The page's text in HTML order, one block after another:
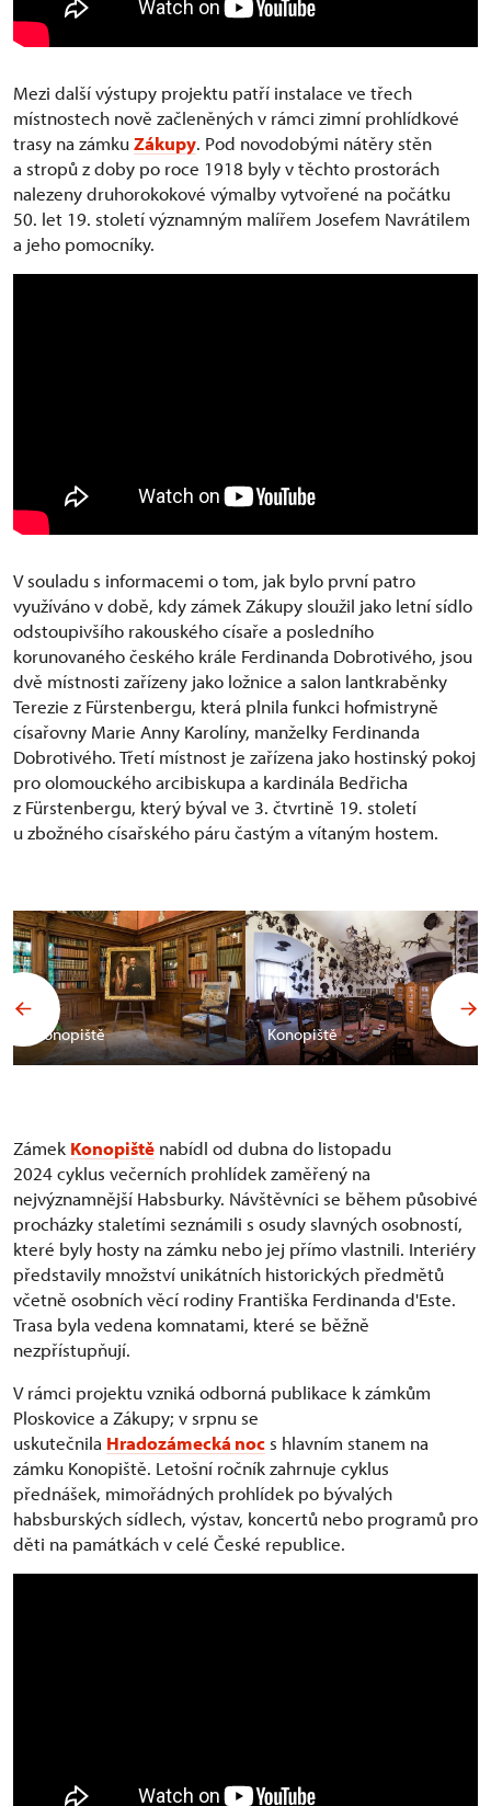
Mezi další výstupy projektu patří instalace ve třech
místnostech nově začleněných v rámci zimní prohlídkové
trasy na zámkuZákupy. Pod novodobými nátěry stěn
a stropů z doby po roce 1918 byly v těchto prostorách
nalezeny druhorokokové výmalby vytvořené na počátku
50. let 19. století významným malířem Josefem Navrátilem
a jeho pomocníky.
V souladu s informacemi o tom, jak bylo první patro
využíváno v době, kdy zámek Zákupy sloužil jako letní sídlo
odstoupivšího rakouského císaře a posledního
korunovaného českého krále Ferdinanda Dobrotivého, jsou
dvě místnosti zařízeny jako ložnice a salon lantkraběnky
Terezie z Fürstenbergu, která plnila funkci hofmistryně
císařovny Marie Anny Karolíny, manželky Ferdinanda
Dobrotivého. Třetí místnost je zařízena jako hostinský pokoj
pro olomouckého arcibiskupa a kardinála Bedřicha
z Fürstenbergu, který býval ve 3. čtvrtině 19. století
u zbožného císařského páru častým a vítaným hostem.
Konopiště Konopiště
Zámek Konopiště nabídl od dubna do listopadu
2024 cyklus večerních prohlídek zaměřený na
nejvýznamnější Habsburky. Návštěvníci se během působivé
procházky staletími seznámili s osudy slavných osobností,
které byly hosty na zámku nebo jej přímo vlastnili. Interiéry
představily množství unikátních historických předmětů
včetně osobních věcí rodiny Františka Ferdinanda d'Este.
Trasa byla vedena komnatami, které se běžně
nezpřístupňují.
V rámci projektu vzniká odborná publikace k zámkům
Ploskovice a Zákupy; v srpnu se
uskutečnila Hradozámecká noc s hlavním stanem na
zámku Konopiště. Letošní ročník zahrnuje cyklus
přednášek, mimořádných prohlídek po bývalých
habsburských sídlech, výstav, koncertů nebo programů pro
děti na památkách v celé České republice.